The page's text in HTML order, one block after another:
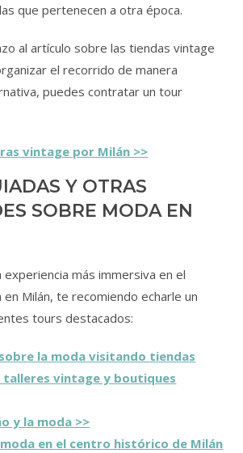
que pertenecen a otra época.
al artículo sobre las tiendas vintage
el recorrido de manera
puedes contratar un tour
vintage por Milán >>
Y OTRAS
SOBRE MODA EN
experiencia más immersiva en el
Milán, te recomiendo echarle un
tours destacados:
la moda visitando tiendas
talleres vintage y boutiques
y la moda >>
en el centro histórico de Milán